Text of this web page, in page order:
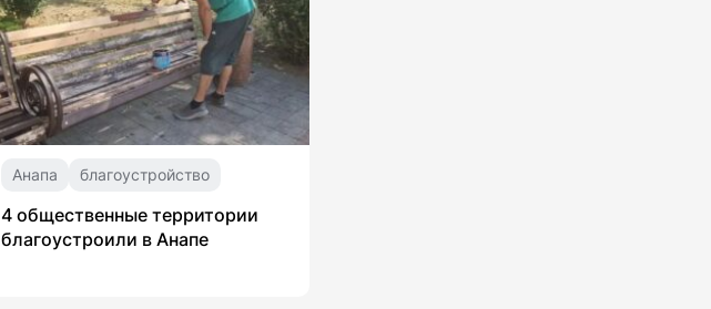
Анапа благоустройство
4 общественные территории
благоустроили в Анапе